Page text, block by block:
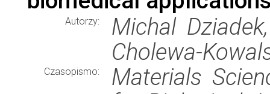
Autorzy:
Michal
Cholewa-
Czasopismo:
Materials